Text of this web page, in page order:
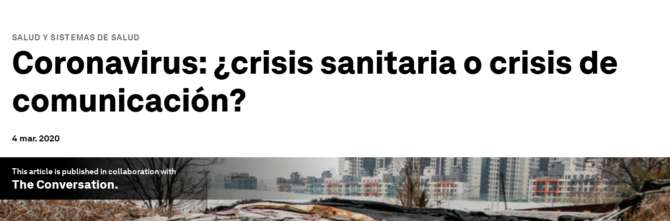
SALUD Y SISTEMAS DE SALUD
Coronavirus: ¿crisis sanitaria o crisis de
comunicación?
4 mar. 2020
This article is published in collaboration with
The Conversation.